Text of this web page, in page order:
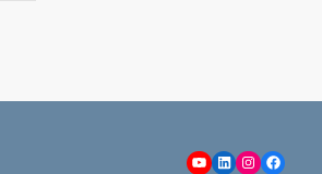
Facebook
Instagram
LinkedIn
YouTube